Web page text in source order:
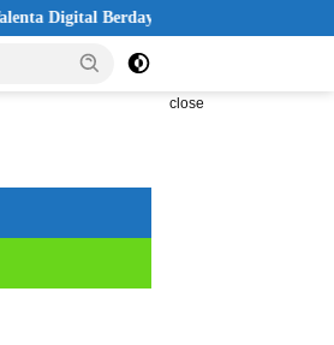
Berdaya Saing Global
close